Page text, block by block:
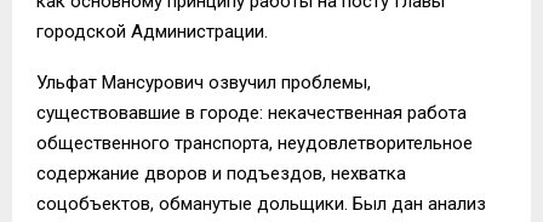
городской Администрации.
Ульфат Мансурович озвучил проблемы,
существовавшие в городе: некачественная работа
общественного транспорта, неудовлетворительное
содержание дворов и подъездов, нехватка
соцобъектов, обманутые дольщики. Был дан анализ